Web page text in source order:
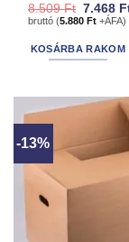
8.509Ft Original
price
8.509 Ft.
7.468
bruttó (5.880Ft +ÁFA)
KOSÁRBA RAKOM
-13%